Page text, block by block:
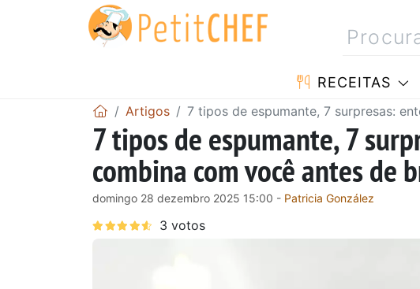
RECEITAS
Artigos 7 tipos de espumante, 7 surpresas:
7 tipos de espumante, 7
combina com você antes de
domingo 28 dezembro 2025 15:00 - Patricia González